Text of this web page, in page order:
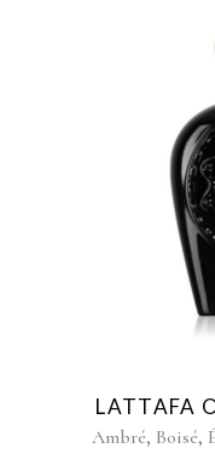
LATTAFA
Ambré, Boisé,